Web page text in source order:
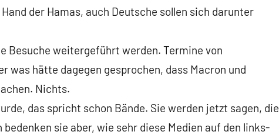
der Hamas, auch Deutsche sollen sich darunter
Besuche weitergeführt werden. Termine von
was hätte dagegen gesprochen, dass Macron und
Nichts.
das spricht schon Bände. Sie werden jetzt sagen, die
sie aber, wie sehr diese Medien auf den links-